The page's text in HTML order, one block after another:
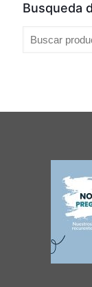
Busqueda